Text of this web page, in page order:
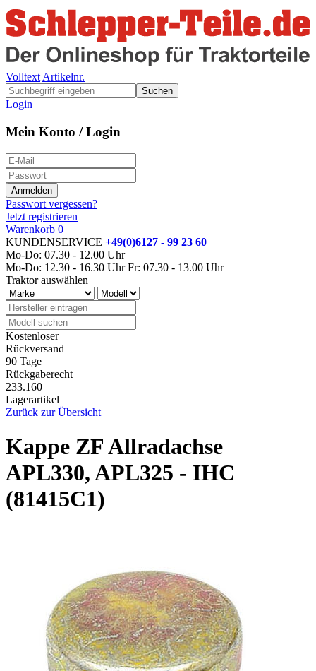
Volltext Artikelnr.
Suchen
Login
Mein Konto / Login
Passwort vergessen?
Jetzt registrieren
Warenkorb 0
KUNDENSERVICE +49(0)6127 - 99 23 60
Mo-Do: 07.30 - 12.00 Uhr
Mo-Do: 12.30 - 16.30 Uhr Fr: 07.30 - 13.00 Uhr
Traktor auswählen
Kostenloser
Rückversand
90 Tage
Rückgaberecht
233.160
Lagerartikel
Zurück zur Übersicht
Kappe ZF Allradachse
APL330, APL325 - IHC
(81415C1)